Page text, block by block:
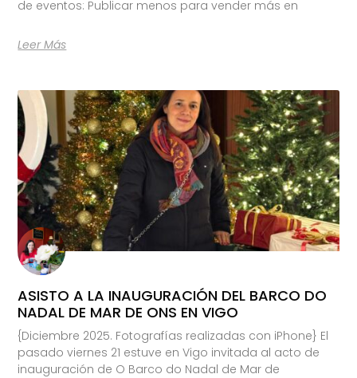
de eventos: Publicar menos para vender más en
Leer Más
ASISTO A LA INAUGURACIÓN DEL BARCO DO
NADAL DE MAR DE ONS EN VIGO
{Diciembre 2025. Fotografías realizadas con iPhone} El
pasado viernes 21 estuve en Vigo invitada al acto de
inauguración de O Barco do Nadal de Mar de